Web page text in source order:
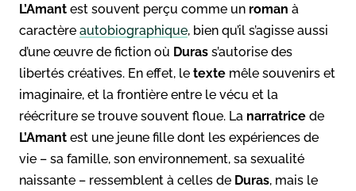
L’Amant est souvent perçu comme un roman à
caractère autobiographique, bien qu’il s’agisse aussi
d’une œuvre de fiction où Duras s’autorise des
libertés créatives. En effet, le texte mêle souvenirs et
imaginaire, et la frontière entre le vécu et la
réécriture se trouve souvent floue. La narratrice de
L’Amant est une jeune fille dont les expériences de
vie – sa famille, son environnement, sa sexualité
naissante – ressemblent à celles de Duras, mais le